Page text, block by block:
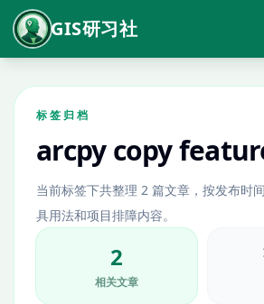
GIS研习社
标签归档
arcpy copy
当前标签下共整理 2 篇文章，按发布时
具用法和项目排障内容。
2
相关文章